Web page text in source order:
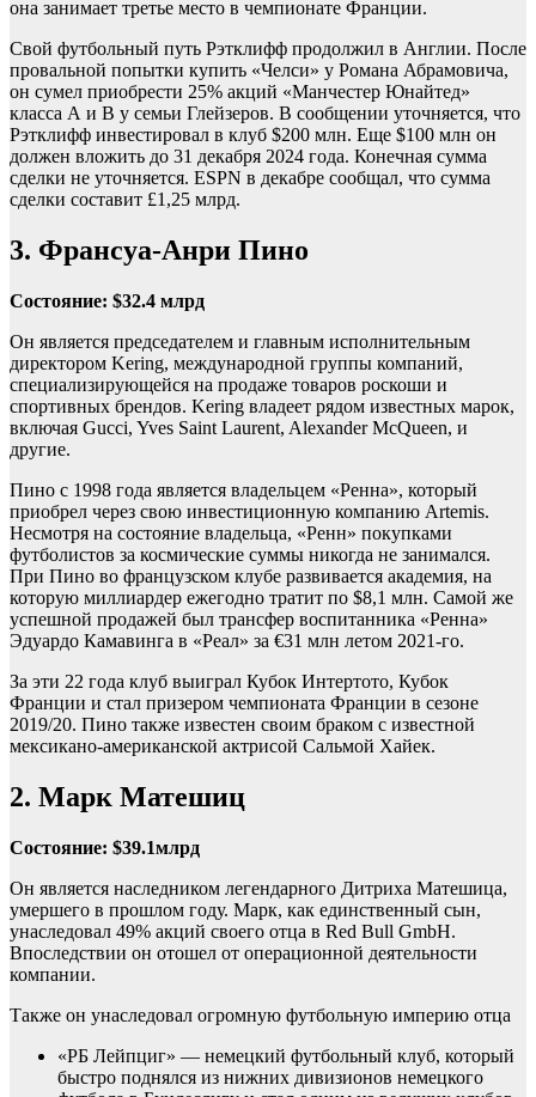
она занимает третье место в чемпионате Франции.
Свой футбольный путь Рэтклифф продолжил в Англии. После
провальной попытки купить «Челси» у Романа Абрамовича,
он сумел приобрести 25% акций «Манчестер Юнайтед»
класса А и В у семьи Глейзеров. В сообщении уточняется, что
Рэтклифф инвестировал в клуб $200 млн. Еще $100 млн он
должен вложить до 31 декабря 2024 года. Конечная сумма
сделки не уточняется. ESPN в декабре сообщал, что сумма
сделки составит £1,25 млрд.
3. Франсуа-Анри Пино
Состояние: $32.4 млрд
Он является председателем и главным исполнительным
директором Kering, международной группы компаний,
специализирующейся на продаже товаров роскоши и
спортивных брендов. Kering владеет рядом известных марок,
включая Gucci, Yves Saint Laurent, Alexander McQueen, и
другие.
Пино с 1998 года является владельцем «Ренна», который
приобрел через свою инвестиционную компанию Artemis.
Несмотря на состояние владельца, «Ренн» покупками
футболистов за космические суммы никогда не занимался.
При Пино во французском клубе развивается академия, на
которую миллиардер ежегодно тратит по $8,1 млн. Самой же
успешной продажей был трансфер воспитанника «Ренна»
Эдуардо Камавинга в «Реал» за €31 млн летом 2021-го.
За эти 22 года клуб выиграл Кубок Интертото, Кубок
Франции и стал призером чемпионата Франции в сезоне
2019/20. Пино также известен своим браком с известной
мексикано-американской актрисой Сальмой Хайек.
2. Марк Матешиц
Состояние: $39.1млрд
Он является наследником легендарного Дитриха Матешица,
умершего в прошлом году. Марк, как единственный сын,
унаследовал 49% акций своего отца в Red Bull GmbH.
Впоследствии он отошел от операционной деятельности
компании.
Также он унаследовал огромную футбольную империю отца
«РБ Лейпциг» — немецкий футбольный клуб, который
быстро поднялся из нижних дивизионов немецкого